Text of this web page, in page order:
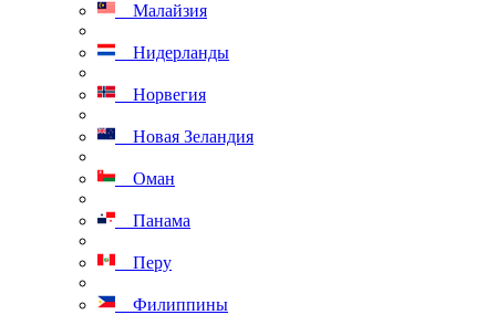
Малайзия
Нидерланды
Норвегия
Новая Зеландия
Оман
Панама
Перу
Филиппины